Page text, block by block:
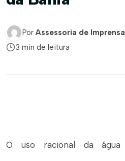
Por Assessoria de Imprensa
3 min de leitura
O uso racional da água